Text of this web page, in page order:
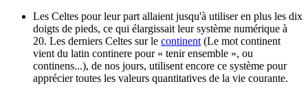
Les Celtes pour leur part allaient jusqu'à utiliser en plus les dix
doigts de pieds, ce qui élargissait leur système numérique à
20. Les derniers Celtes sur le continent(Le mot continent
vient du latin continere pour « tenir ensemble », ou
continens...), de nos jours, utilisent encore ce système pour
apprécier toutes les valeurs quantitatives de la vie courante.